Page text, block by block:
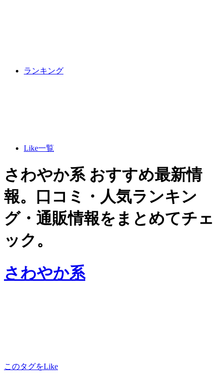
ランキング
Like一覧
さわやか系 おすすめ最新情
報。口コミ・人気ランキン
グ・通販情報をまとめてチェ
ック。
さわやか系
このタグをLike